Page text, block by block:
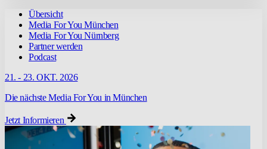
Übersicht
Media For You München
Media For You Nürnberg
Partner werden
Podcast
21. - 23. OKT. 2026
Die nächste Media For You in München
Jetzt Informieren